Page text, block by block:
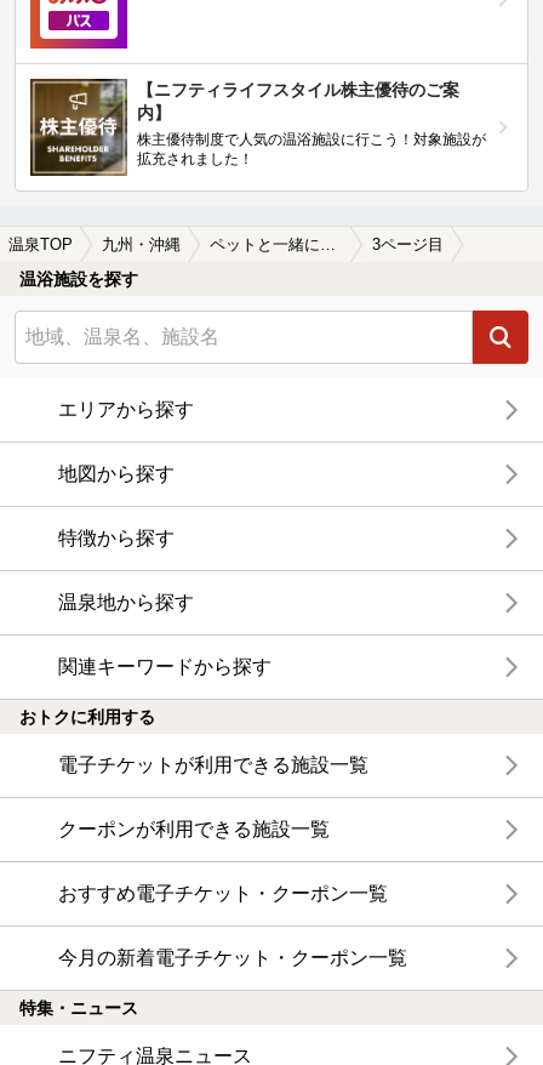
【ニフティライフスタイル株主優待のご案
内】
株主優待制度で人気の温浴施設に行こう！対象施設が
拡充されました！
温泉TOP 九州・沖縄 ペットと一緒に楽しめる九州・沖縄地方の温泉、日帰り温泉、スーパー銭湯おすすめ 3ページ目
温浴施設を探す
エリアから探す
地図から探す
特徴から探す
温泉地から探す
関連キーワードから探す
おトクに利用する
電子チケットが利用できる施設一覧
クーポンが利用できる施設一覧
おすすめ電子チケット・クーポン一覧
今月の新着電子チケット・クーポン一覧
特集・ニュース
ニフティ温泉ニュース